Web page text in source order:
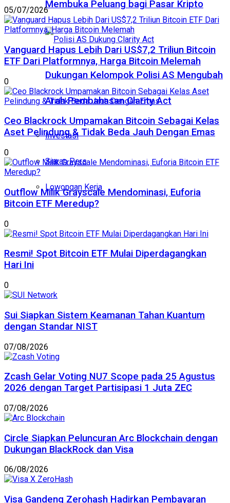
Membuka Peluang bagi Pasar Kripto
Dukungan Kelompok Polisi AS Mengubah
Arah Pembahasan Clarity Act
Investasi
Siaran Pers
Lowongan Kerja
05/07/2026
Vanguard Hapus Lebih Dari US$7,2 Triliun Bitcoin
ETF Dari Platformnya, Harga Bitcoin Melemah
0
Ceo Blackrock Umpamakan Bitcoin Sebagai Kelas
Aset Pelindung & Tidak Beda Jauh Dengan Emas
0
Outflow Milik Grayscale Mendominasi, Euforia
Bitcoin ETF Meredup?
0
Resmi! Spot Bitcoin ETF Mulai Diperdagangkan
Hari Ini
0
Sui Siapkan Sistem Keamanan Tahan Kuantum
dengan Standar NIST
07/08/2026
Zcash Gelar Voting NU7 Scope pada 25 Agustus
2026 dengan Target Partisipasi 1 Juta ZEC
07/08/2026
Circle Siapkan Peluncuran Arc Blockchain dengan
Dukungan BlackRock dan Visa
06/08/2026
Visa Gandeng Zerohash Hadirkan Pembayaran